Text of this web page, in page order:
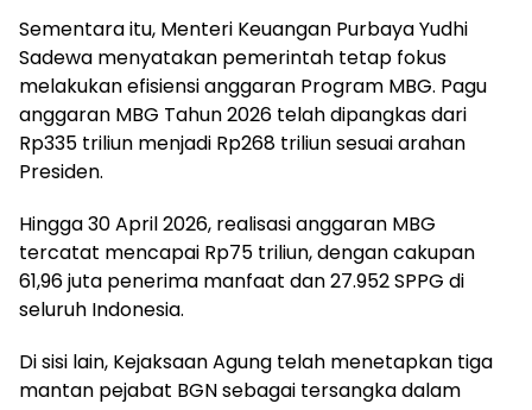
Sementara itu, Menteri Keuangan Purbaya Yudhi
Sadewa menyatakan pemerintah tetap fokus
melakukan efisiensi anggaran Program MBG. Pagu
anggaran MBG Tahun 2026 telah dipangkas dari
Rp335 triliun menjadi Rp268 triliun sesuai arahan
Presiden.
Hingga 30 April 2026, realisasi anggaran MBG
tercatat mencapai Rp75 triliun, dengan cakupan
61,96 juta penerima manfaat dan 27.952 SPPG di
seluruh Indonesia.
Di sisi lain, Kejaksaan Agung telah menetapkan tiga
mantan pejabat BGN sebagai tersangka dalam